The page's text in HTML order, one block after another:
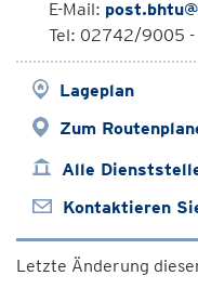
E-Mail:
Tel: 02742/9005
Lageplan
Zum
Alle
Kontaktieren
Letzte Änderung